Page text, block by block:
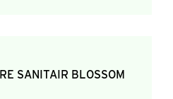
SANITAIR BLOSSOM